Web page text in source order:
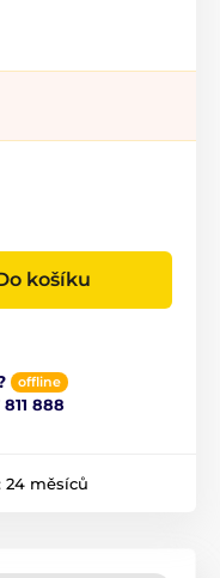
košíku
offline
888
24 měsíců